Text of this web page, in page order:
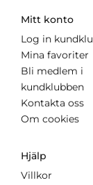
Mitt konto
Log in
Mina favoriter
Bli medlem i
kundklubben
Kontakta oss
Om cookies
Hjälp
Villkor